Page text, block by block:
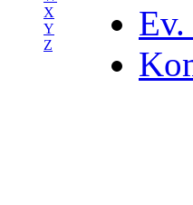
X
Y
Z
Ev.